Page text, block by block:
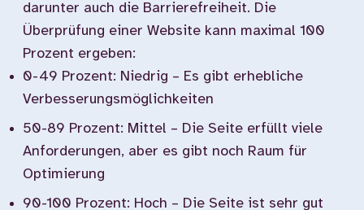
darunter auch die Barrierefreiheit. Die
Überprüfung einer Website kann maximal 100
Prozent ergeben:
0-49 Prozent: Niedrig – Es gibt erhebliche
Verbesserungsmöglichkeiten
50-89 Prozent: Mittel – Die Seite erfüllt viele
Anforderungen, aber es gibt noch Raum für
Optimierung
90-100 Prozent: Hoch – Die Seite ist sehr gut